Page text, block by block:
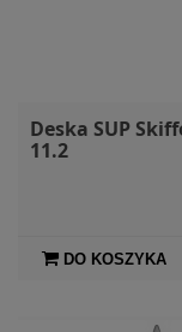
Deska SUP
11.2
DO KOSZYKA